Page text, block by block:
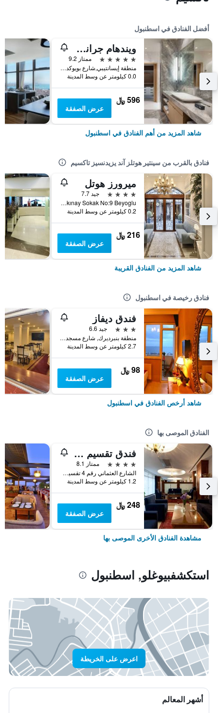
أفضل الفنادق في اسطنبول
ويندهام جراند إسطنبول ليفينت
5 نجوم
ممتاز 9.2
منطقة إيسانتيبي,شارع بويوكديري 177-183 شيشلي, اسطنبول, تركيا
0.0 كيلومتر عن وسط المدينة
596 ﷼
عرض الصفقة
شاهد المزيد من أهم الفنادق في اسطنبول
فنادق بالقرب من سينتير هوتلز آند يزيدنسيز تاكسيم
ميرورز هوتل
4 نجوم
جيد 7.7
Istiklal Caddesi Fuat Uzkınay Sokak No:9 Beyoglu, اسطنبول, تركيا
0.2 كيلومتر عن وسط المدينة
216 ﷼
عرض الصفقة
شاهد المزيد من الفنادق القريبة
فنادق رخيصة في اسطنبول
فندق ديفاز
3 نجوم
جيد 6.6
منطقة بنبرديرك, شارع مسجد كاتب سنان رقم 31, اسطنبول, تركيا
2.7 كيلومتر عن وسط المدينة
98 ﷼
عرض الصفقة
شاهد أرخص الفنادق في اسطنبول
الفنادق الموصى بها
فندق تقسيم متروبارك
4 نجوم
ممتاز 8.1
الشارع العثماني رقم 4 تقسيم, اسطنبول, تركيا
1.2 كيلومتر عن وسط المدينة
248 ﷼
عرض الصفقة
مشاهدة الفنادق الأخرى الموصى بها
استكشفبيوغلو, اسطنبول
اعرض على الخريطة
أشهر المعالم